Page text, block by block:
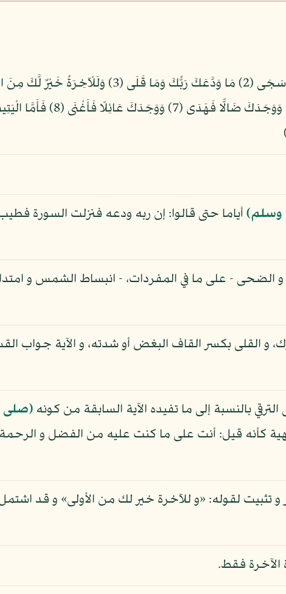
وسلم) أياما حتى قالوا: إن ربه ودعه فنزلت السورة
الضحى - على ما في المفردات، - انبساط الشمس و
و القلى بكسر القاف البغض أو شدته، و الآية جواب
بالنسبة إلى ما تفيده الآية السابقة من كونه (صلى
كأنه قيل: أنت على ما كنت عليه من الفضل و الرحمة
لقوله: «و للآخرة خير لك من الأولى» و قد
الآخرة فقط.